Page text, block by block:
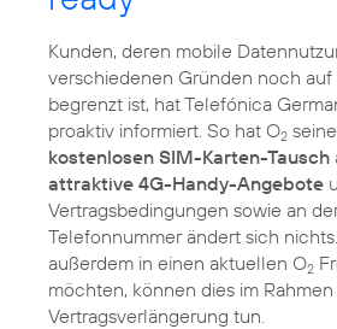
Kunden, deren mobile
verschiedenen Gründen noch auf
begrenzt ist, hat Telefónica
proaktiv informiert. So hat O2
kostenlosen SIM-Karten-Tausch
attraktive 4G-Handy-Angebote
Vertragsbedingungen sowie an
Telefonnummer ändert sich
außerdem in einen aktuellen O2
möchten, können dies im
Vertragsverlängerung tun.